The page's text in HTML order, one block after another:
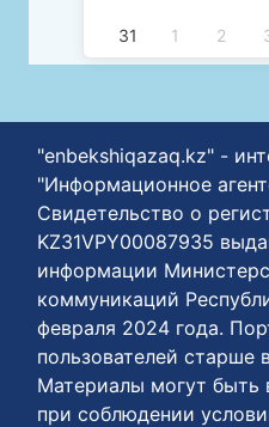
31 1 2
"enbekshiqazaq.kz" -
"Информационное
Свидетельство о
KZ31VPY00087935
информации
коммуникаций
февраля 2024 года.
пользователей старше
Материалы могут быть
при соблюдении